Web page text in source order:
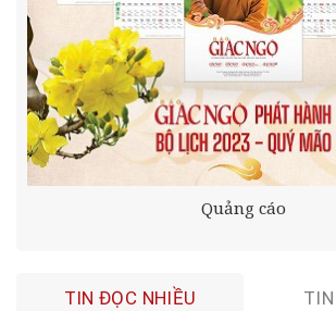
Quảng cáo
TIN ĐỌC NHIỀU